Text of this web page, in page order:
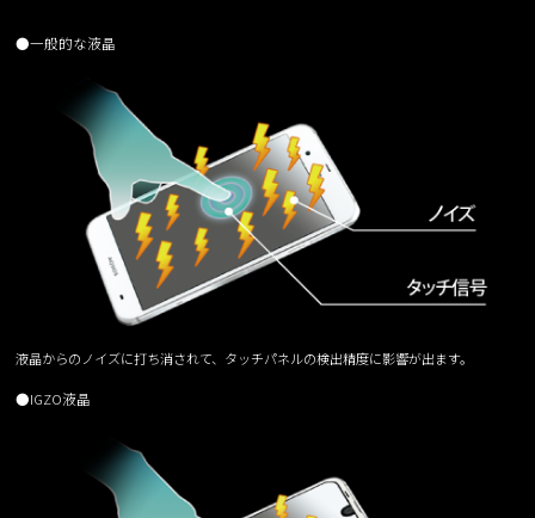
ルーター / 電話ユニット
●一般的な液晶
液晶からのノイズに打ち消されて、タッチパネルの検出精度に影響が出ます。
●IGZO液晶